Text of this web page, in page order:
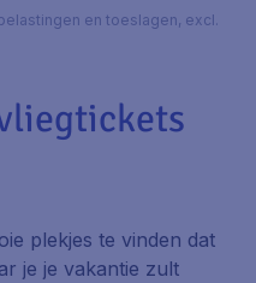
en toeslagen, excl.
plekjes te vinden dat
je je vakantie zult